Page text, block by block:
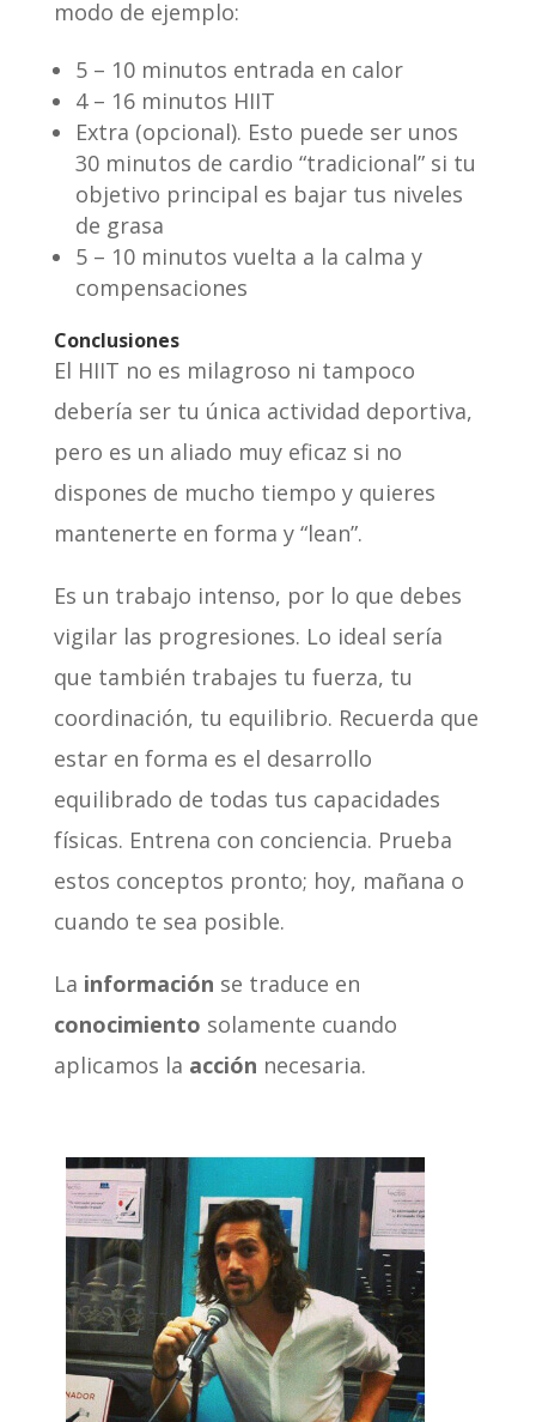
modo de ejemplo:
5 – 10 minutos entrada en calor
4 – 16 minutos HIIT
Extra (opcional). Esto puede ser unos
30 minutos de cardio “tradicional” si tu
objetivo principal es bajar tus niveles
de grasa
5 – 10 minutos vuelta a la calma y
compensaciones
Conclusiones
El HIIT no es milagroso ni tampoco
debería ser tu única actividad deportiva,
pero es un aliado muy eficaz si no
dispones de mucho tiempo y quieres
mantenerte en forma y “lean”.
Es un trabajo intenso, por lo que debes
vigilar las progresiones. Lo ideal sería
que también trabajes tu fuerza, tu
coordinación, tu equilibrio. Recuerda que
estar en forma es el desarrollo
equilibrado de todas tus capacidades
físicas. Entrena con conciencia. Prueba
estos conceptos pronto; hoy, mañana o
cuando te sea posible.
La información se traduce en
conocimiento solamente cuando
aplicamos la acción necesaria.